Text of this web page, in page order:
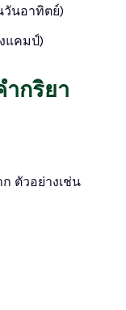
วันอาทิตย์)
แคมป์)
กริยา
ตัวอย่างเช่น